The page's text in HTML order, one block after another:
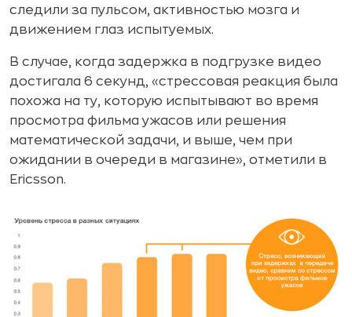
следили за пульсом, активностью мозга и
движением глаз испытуемых.
В случае, когда задержка в подгрузке видео
достигала 6 секунд, «стрессовая реакция была
похожа на ту, которую испытывают во время
просмотра фильма ужасов или решения
математической задачи, и выше, чем при
ожидании в очереди в магазине», отметили в
Ericsson.